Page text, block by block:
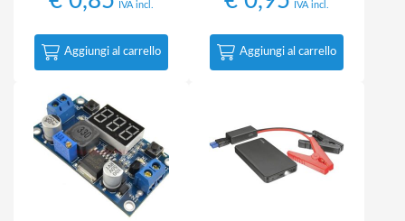
IVA incl.
Aggiungi al carrello
IVA incl.
Aggiungi al carrello